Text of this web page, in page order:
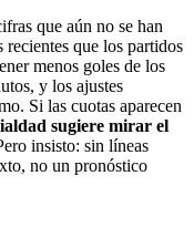
que aún no se han
que los partidos
menos goles de los
y los ajustes
Si las cuotas aparecen
sugiere mirar el
insisto: sin líneas
no un pronóstico